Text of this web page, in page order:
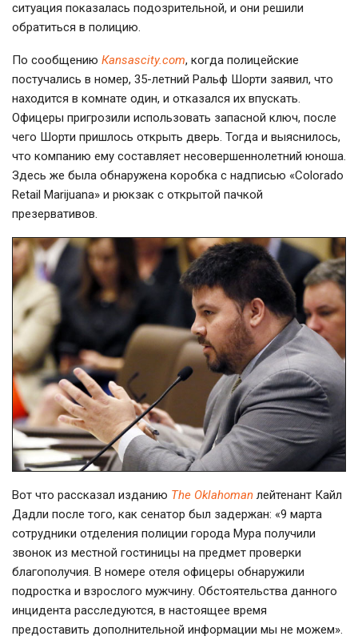
ситуация показалась подозрительной, и они решили
обратиться в полицию.
По сообщению Кansascity.com, когда полицейские
постучались в номер, 35-летний Ральф Шорти заявил, что
находится в комнате один, и отказался их впускать.
Офицеры пригрозили использовать запасной ключ, после
чего Шорти пришлось открыть дверь. Тогда и выяснилось,
что компанию ему составляет несовершеннолетний юноша.
Здесь же была обнаружена коробка с надписью «Colorado
Retail Marijuana» и рюкзак с открытой пачкой
презервативов.
Вот что рассказал изданию The Oklahoman лейтенант Кайл
Дадли после того, как сенатор был задержан: «9 марта
сотрудники отделения полиции города Мура получили
звонок из местной гостиницы на предмет проверки
благополучия. В номере отеля офицеры обнаружили
подростка и взрослого мужчину. Обстоятельства данного
инцидента расследуются, в настоящее время
предоставить дополнительной информации мы не можем».